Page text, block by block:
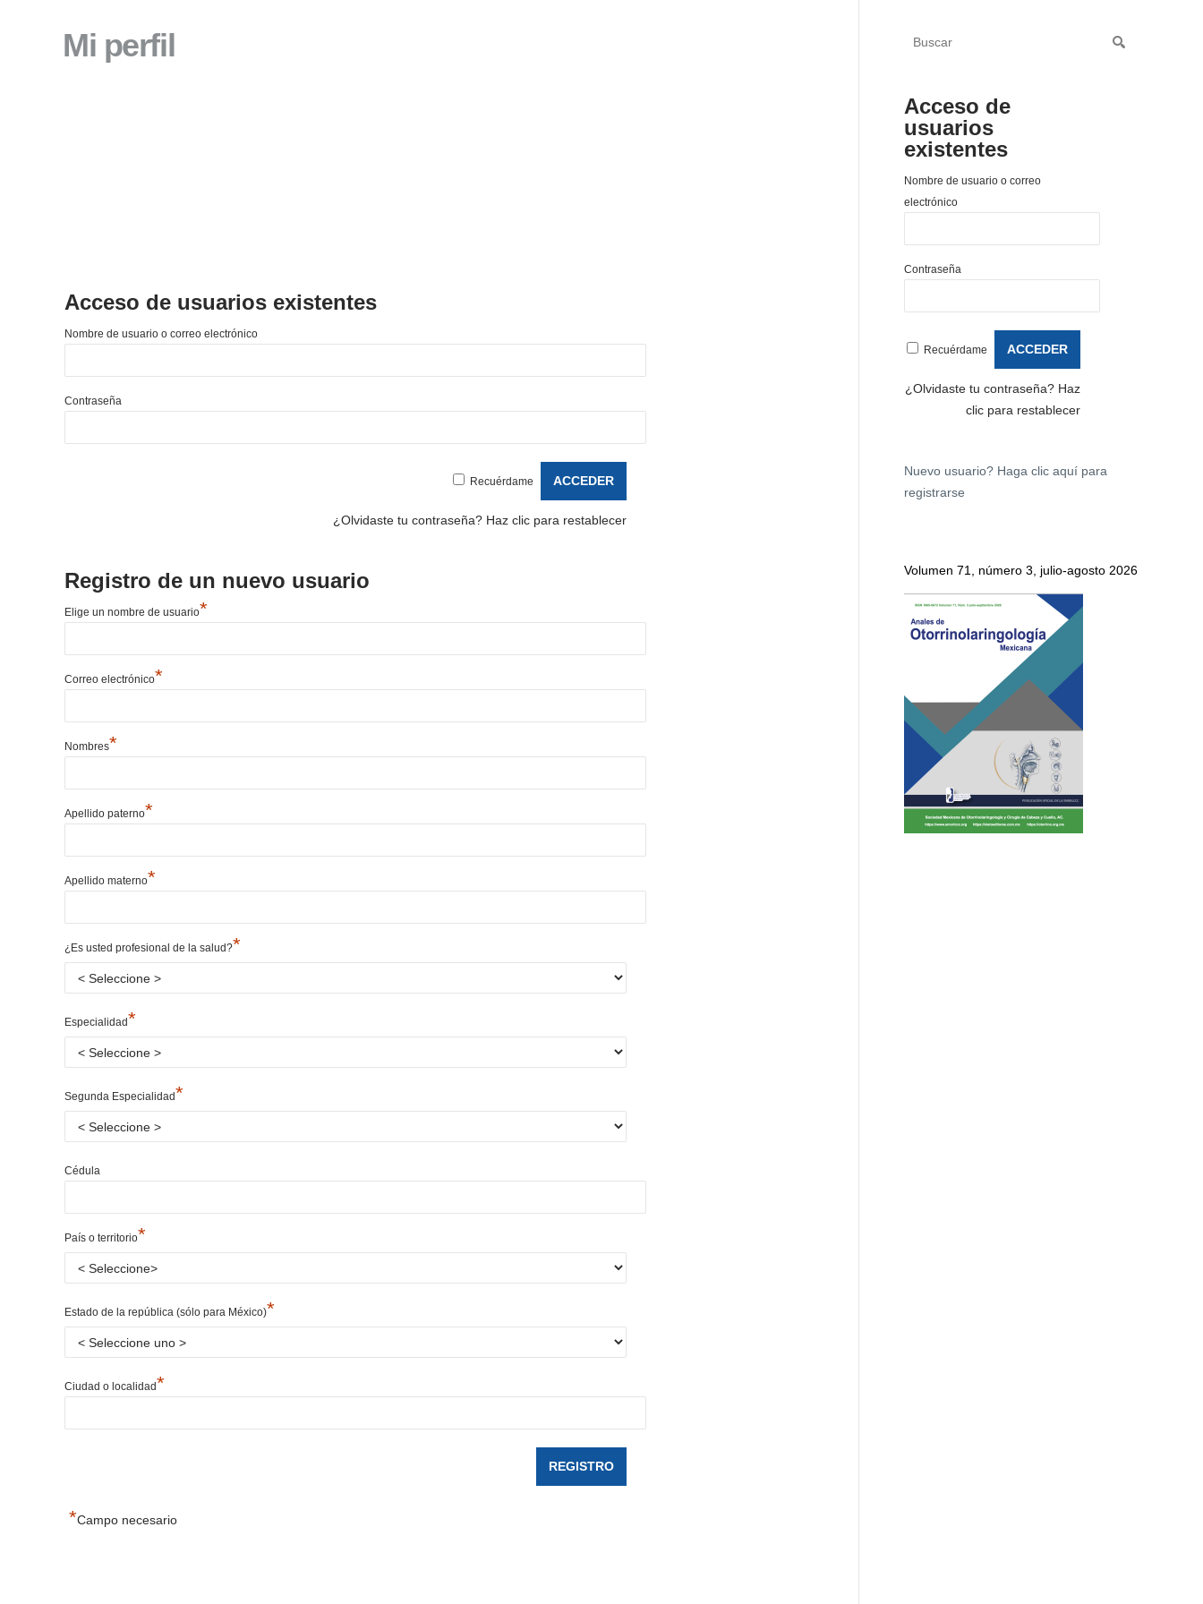
Mi perfil
Acceso de usuarios existentes
Nombre de usuario o correo electrónico
Contraseña
Recuérdame
¿Olvidaste tu contraseña? Haz clic para restablecer
Registro de un nuevo usuario
Elige un nombre de usuario*
Correo electrónico*
Nombres*
Apellido paterno*
Apellido materno*
¿Es usted profesional de la salud?*
Especialidad*
Segunda Especialidad*
Cédula
País o territorio*
Estado de la república (sólo para México)*
Ciudad o localidad*
*Campo necesario
Acceso de
usuarios
existentes
Nombre de usuario o correo
electrónico
Contraseña
Recuérdame
¿Olvidaste tu contraseña? Haz
clic para restablecer
Nuevo usuario? Haga clic aquí para
registrarse
Volumen 71, número 3, julio-agosto 2026